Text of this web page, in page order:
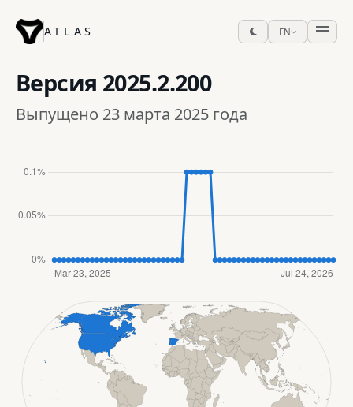
ATLAS EN
Версия 2025.2.200
Выпущено 23 марта 2025 года